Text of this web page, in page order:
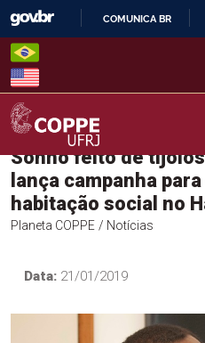
Skip
content
O
COMUNICA BR
COPPE – UFRJ
Sonho feito de
lança campanha
habitação social no
Planeta COPPE / Notícias
Data: 21/01/2019